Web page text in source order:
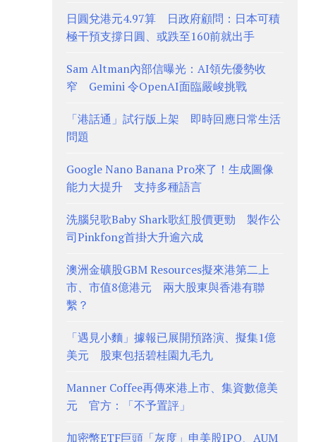
日圓兌港元4.97算 日政府顧問：日本可積
極干預支撐日圓、或跌至160前就出手
Sam Altman內部信曝光：AI領先優勢收
窄 Gemini 令OpenAI面臨嚴峻挑戰
「港話通」試行版上架 即時回應日常生活
問題
Google Nano Banana Pro來了！生成圖像
能力大提升 支持多種語言
洗腦兒歌Baby Shark歌紅股價更勁 製作公
司Pinkfong首掛大升逾六成
澳洲金礦股GBM Resources擬來港第二上
市、市值8億港元 兩大股東與香港有聯
繫？
「遇見小麵」據報已展開預路演、擬集1億
美元 股東包括碧桂園九毛九
Manner Coffee再傳來港上市、集資數億美
元 官方：「不予置評」
加密幣ETF巨頭「灰度」申美股IPO、AUM